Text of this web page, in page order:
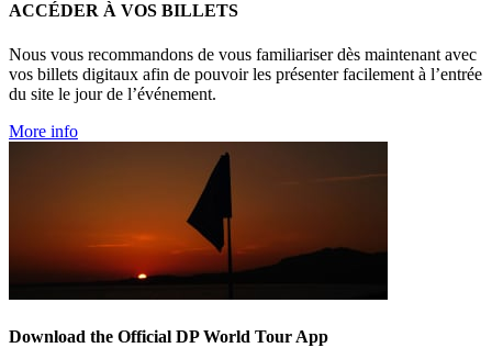
ACCÉDER À VOS BILLETS
Nous vous recommandons de vous familiariser dès maintenant avec
vos billets digitaux afin de pouvoir les présenter facilement à l’entrée
du site le jour de l’événement.
More info
Download the Official DP World Tour App